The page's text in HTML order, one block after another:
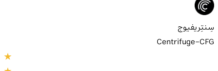
سِنتِریفیوج
Centrifuge-CFG